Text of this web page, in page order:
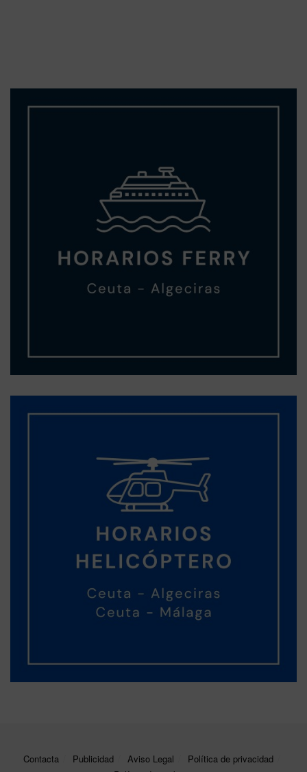
Contacta Publicidad Aviso Legal
Política de privacidad